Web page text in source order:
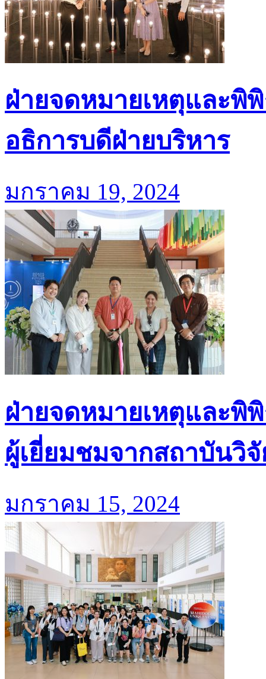
ฝ่ายจดหมายเหตุและพิ
อธิการบดีฝ่ายบริหาร
มกราคม 19, 2024
ฝ่ายจดหมายเหตุและ
ผู้เยี่ยมชมจากสถาบันวิ
มกราคม 15, 2024